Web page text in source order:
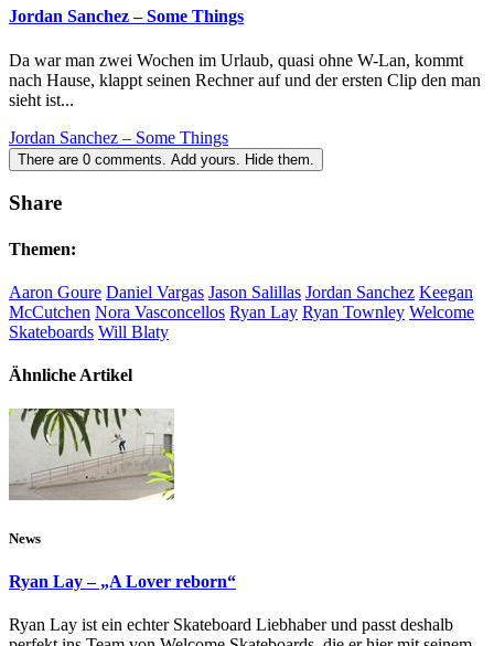
Jordan Sanchez – Some Things
Da war man zwei Wochen im Urlaub, quasi ohne W-Lan, kommt
nach Hause, klappt seinen Rechner auf und der ersten Clip den man
sieht ist...
Jordan Sanchez – Some Things
There are 0 comments. Add yours. Hide them.
Share
Themen:
Aaron Goure Daniel Vargas Jason Salillas Jordan Sanchez Keegan
McCutchen Nora Vasconcellos Ryan Lay Ryan Townley Welcome
Skateboards Will Blaty
Ähnliche Artikel
News
Ryan Lay – „A Lover reborn“
Ryan Lay ist ein echter Skateboard Liebhaber und passt deshalb